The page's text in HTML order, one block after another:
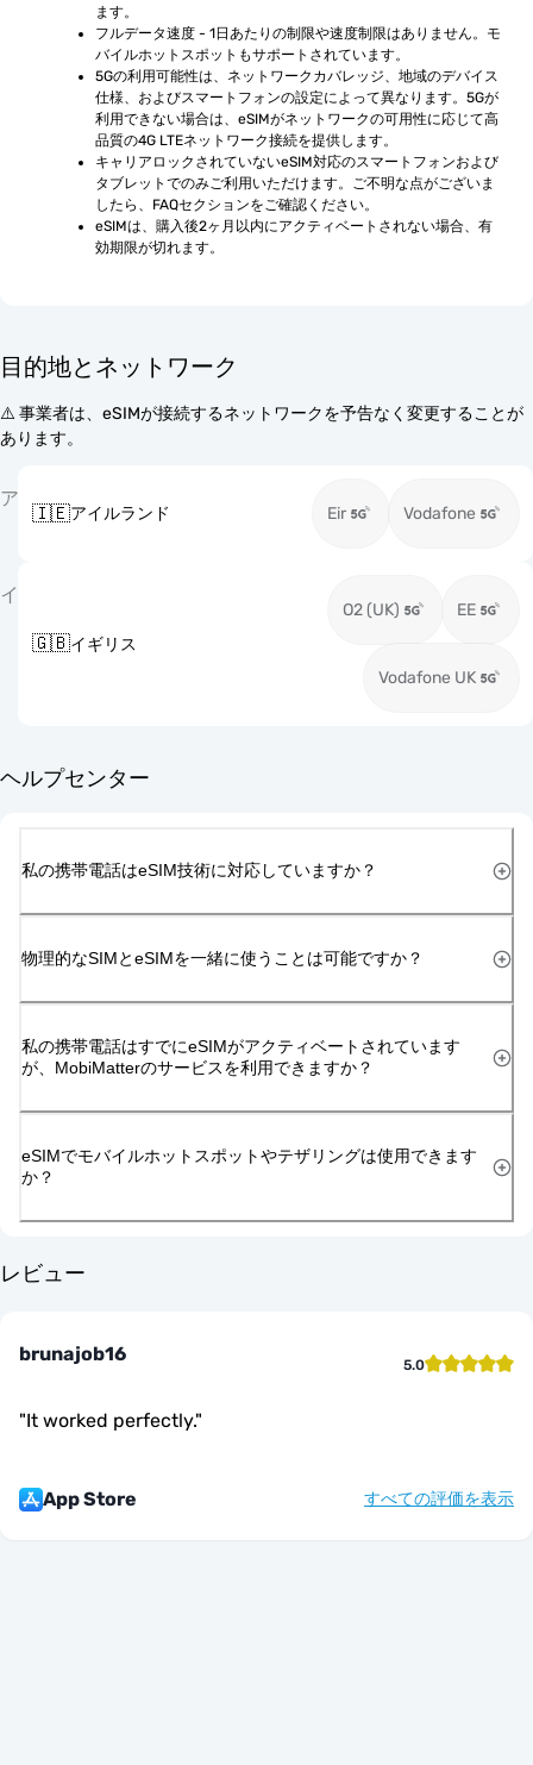
ます。
フルデータ速度 - 1日あたりの制限や速度制限はありません。モ
バイルホットスポットもサポートされています。
5Gの利用可能性は、ネットワークカバレッジ、地域のデバイス
仕様、およびスマートフォンの設定によって異なります。5Gが
利用できない場合は、eSIMがネットワークの可用性に応じて高
品質の4G LTEネットワーク接続を提供します。
キャリアロックされていないeSIM対応のスマートフォンおよび
タブレットでのみご利用いただけます。ご不明な点がございま
したら、FAQセクションをご確認ください。
eSIMは、購入後2ヶ月以内にアクティベートされない場合、有
効期限が切れます。
目的地とネットワーク
⚠️ 事業者は、eSIMが接続するネットワークを予告なく変更することが
あります。
ア
🇮🇪アイルランド Eir Vodafone
イ
🇬🇧イギリス
O2 (UK) EE
Vodafone UK
ヘルプセンター
私の携帯電話はeSIM技術に対応していますか？
物理的なSIMとeSIMを一緒に使うことは可能ですか？
私の携帯電話はすでにeSIMがアクティベートされています
が、MobiMatterのサービスを利用できますか？
eSIMでモバイルホットスポットやテザリングは使用できます
か？
レビュー
brunajob16 5.0
"It worked perfectly."
App Store すべての評価を表示